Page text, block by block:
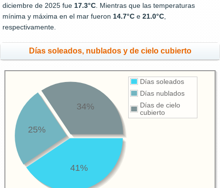
diciembre de 2025 fue 17.3°C . Mientras que las temperaturas
mínima y máxima en el mar fueron 14.7°C e 21.0°C
respectivamente.
Días soleados, nublados y de cielo cubierto
Días soleados
Días nublados
Días de cielo
cubierto
41%
25%
34%